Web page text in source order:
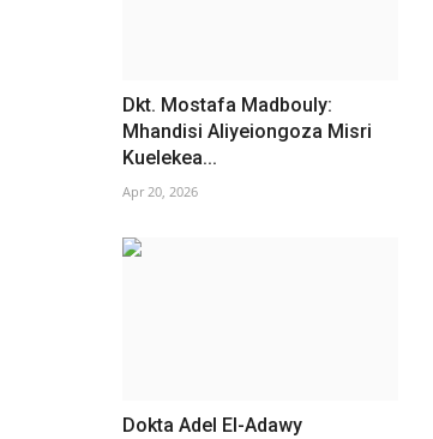
Dkt. Mostafa Madbouly:
Mhandisi Aliyeiongoza Misri
Kuelekea...
Apr 20, 2026
Dokta Adel El-Adawy